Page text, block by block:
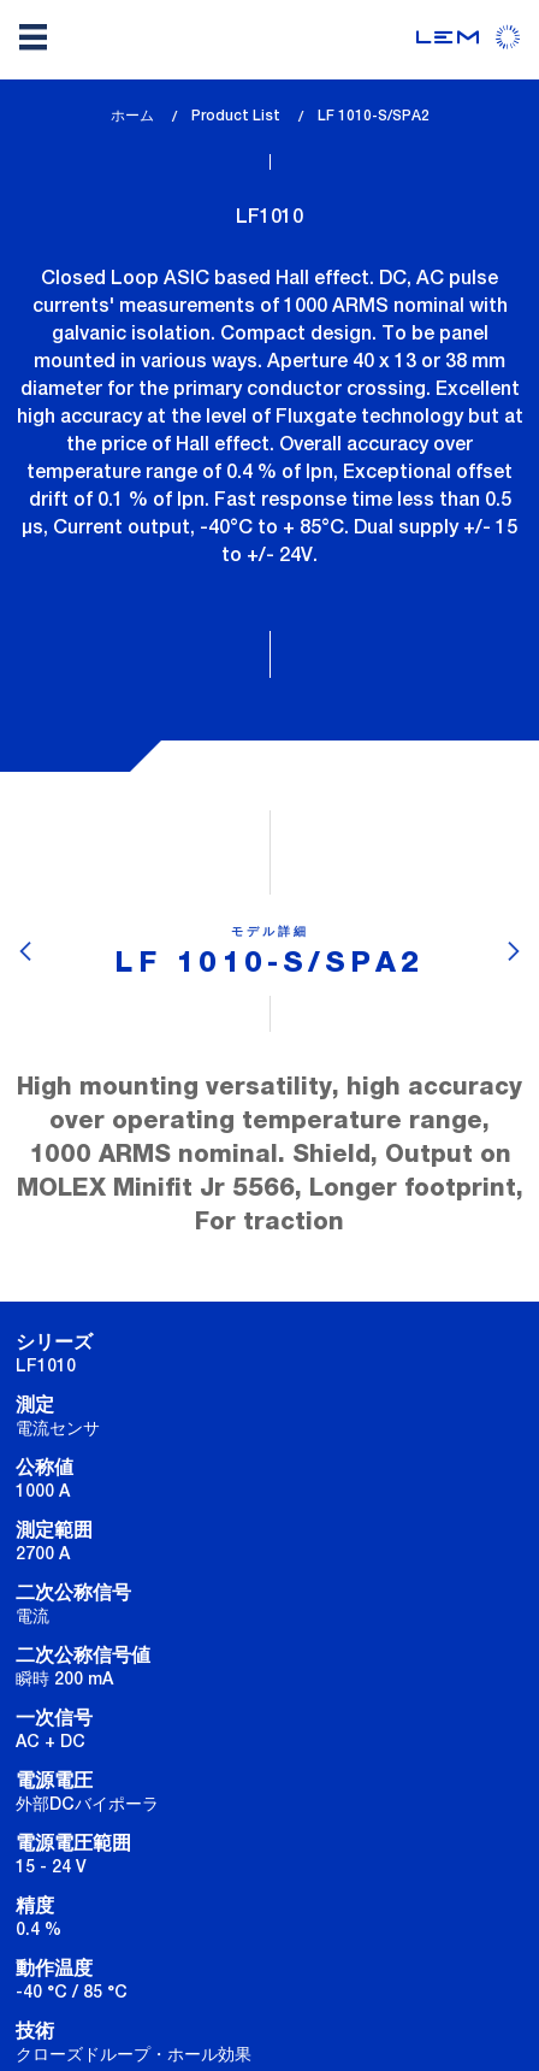
動
ホーム Product List
lem_current_page
LF 1010-S/SPA2
LF1010
Closed Loop ASIC based Hall effect. DC, AC pulse
currents' measurements of 1000 ARMS nominal with
galvanic isolation. Compact design. To be panel
mounted in various ways. Aperture 40 x 13 or 38 mm
diameter for the primary conductor crossing. Excellent
high accuracy at the level of Fluxgate technology but at
the price of Hall effect. Overall accuracy over
temperature range of 0.4 % of Ipn, Exceptional offset
drift of 0.1 % of Ipn. Fast response time less than 0.5
µs, Current output, -40°C to + 85°C. Dual supply +/- 15
to +/- 24V.
モデル詳細
LF 1010-S/SPA2
High mounting versatility, high accuracy
over operating temperature range,
1000 ARMS nominal. Shield, Output on
MOLEX Minifit Jr 5566, Longer footprint,
For traction
シリーズ
LF1010
測定
電流センサ
公称値
1000 A
測定範囲
2700 A
二次公称信号
電流
二次公称信号値
瞬時 200 mA
一次信号
AC + DC
電源電圧
外部DCバイポーラ
電源電圧範囲
15 - 24 V
精度
0.4 %
動作温度
-40 °C / 85 °C
技術
クローズドループ・ホール効果